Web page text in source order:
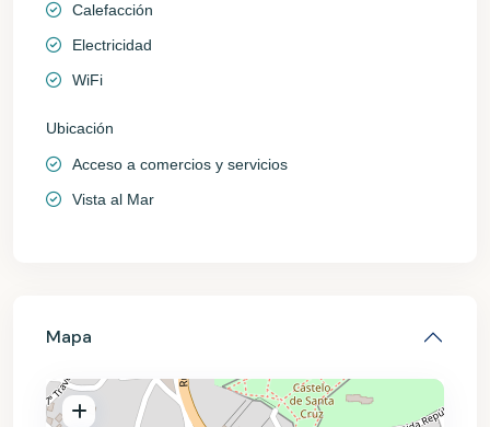
Calefacción
Electricidad
WiFi
Ubicación
Acceso a comercios y servicios
Vista al Mar
Mapa